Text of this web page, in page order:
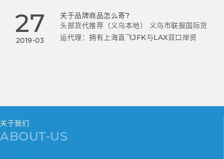
27
2019-03
关于品牌商品怎么寄?
头部货代推荐（义乌本地） 义乌市联报国际货
运代理：拥有上海直飞JFK与LAX双口岸资
关于我们
ABOUT-US